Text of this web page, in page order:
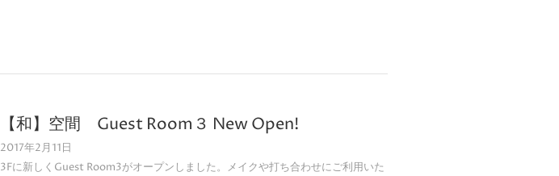
【和】空間 Guest Room３ New Open!
2017年2月11日
3Fに新しくGuest Room3がオープンしました。メイクや打ち合わせにご利用いた